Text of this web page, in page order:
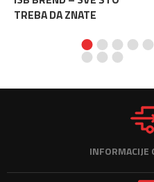
TREBA DA ZNATE
INFORMACIJE